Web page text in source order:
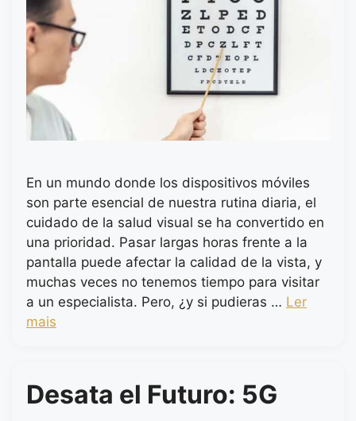
En un mundo donde los dispositivos móviles
son parte esencial de nuestra rutina diaria, el
cuidado de la salud visual se ha convertido en
una prioridad. Pasar largas horas frente a la
pantalla puede afectar la calidad de la vista, y
muchas veces no tenemos tiempo para visitar
a un especialista. Pero, ¿y si pudieras … Ler
mais
Desata el Futuro: 5G